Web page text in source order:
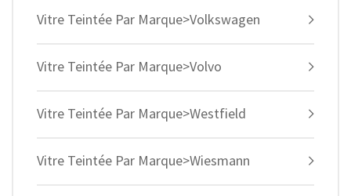
Vitre Teintée Par Marque>Volkswagen
Vitre Teintée Par Marque>Volvo
Vitre Teintée Par Marque>Westfield
Vitre Teintée Par Marque>Wiesmann